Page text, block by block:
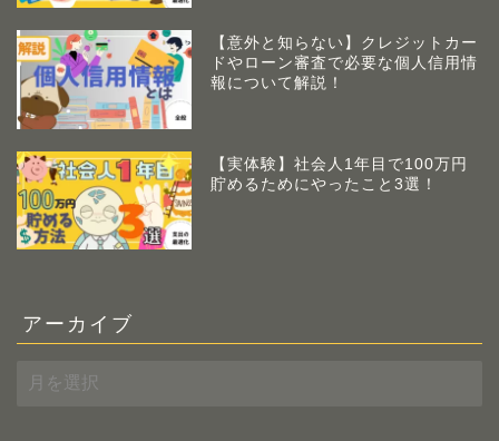
【意外と知らない】クレジットカー
ドやローン審査で必要な個人信用情
報について解説！
【実体験】社会人1年目で100万円
貯めるためにやったこと3選！
アーカイブ
ー